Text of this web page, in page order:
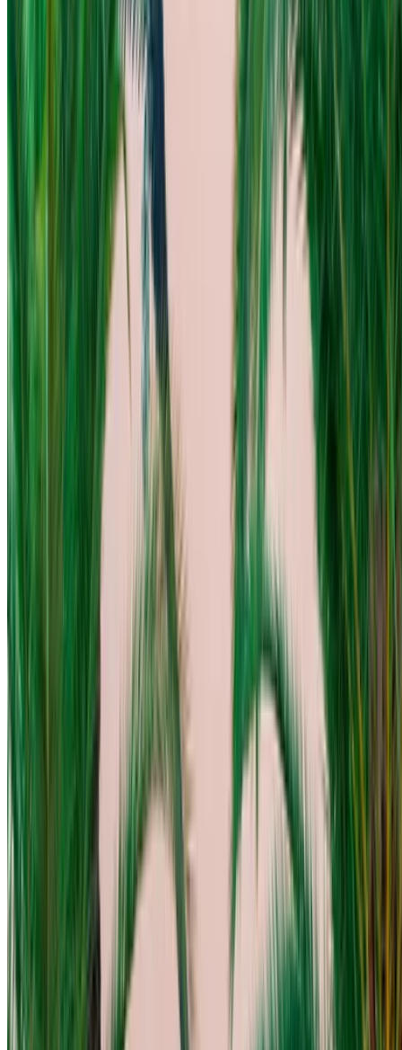
自动变速箱
免费送货
阿加迪尔国际机
阿加迪尔国际机场, 阿加迪尔
+212708889994
Whatsapp
显示 1 - 1 的 1 汽车
保存汽车。跟踪价格。更快预订。
the 摩洛哥, 根据您的位置、预算和要求进行筛选。
根据您的喜好缩小范围：汽车规格、里程限制、包含的
保险、汽车功能等。
列出汽车租赁提供商的最佳报价，并通过电话、
直接预订，免加价！
奥迪 Q8 S 系列套件 车 车 租金 阿加迪尔
每周
奥迪 Q8 S 系列套件 (黑色的),
2023
MAD
21,700
租车自驾 一个 奥迪 Q8 S 系列套件 豪华车 在 阿加迪尔, 摩洛
哥. 各种型号，包括 2023 的 Q8 S 系列套件 可供出租。下面
列出的是供应商直接提供的每日、每周和每月费率的实时报
价。 支付零佣金或预订费。分行取件免费 阿加迪尔国际机场.
对于您所在位置的可用性和交付，或 阿加迪尔 在您喜欢的日
期和时间机场，请咨询供应商。通过电话、WhatsApp 与他们
欢迎访问 OneClickDrive.ma - 摩洛哥 最大的汽车市场。我们
的合作汽车租赁合作伙伴实时更新他们的 OneClickDrive 库
存，以便您始终看到最新价格。浏览、过滤、筛选并直接联系
租车供应商。提及您在 OneClickDrive.com 上看到了他们的
广告以获得最优惠的价格。请放心，点击即可获得最佳租车优
上述列表（包括价格）的更新工作由相关的 汽车租赁公
司.如果上述价格（不含增值税）无法提供该车，请
我们将为您提供最佳替代方案。快乐出租!